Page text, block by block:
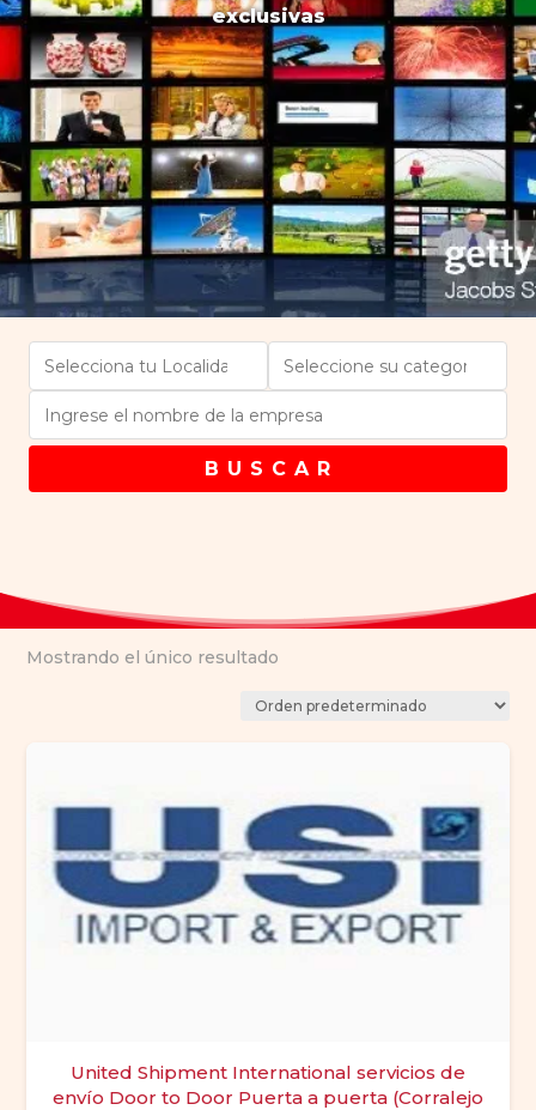
exclusivas
B U S C A R
Mostrando el único resultado
United Shipment International servicios de
envío Door to Door Puerta a puerta (Corralejo